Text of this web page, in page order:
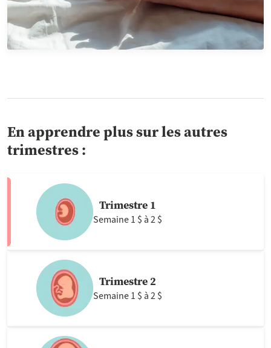
En apprendre plus sur les autres
trimestres :
Trimestre 1
Semaine 1 $ à 2 $
Trimestre 2
Semaine 1 $ à 2 $